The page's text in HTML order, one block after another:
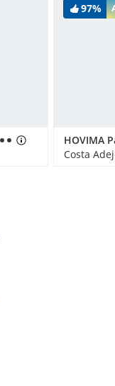
97%
HOVIMA
Costa